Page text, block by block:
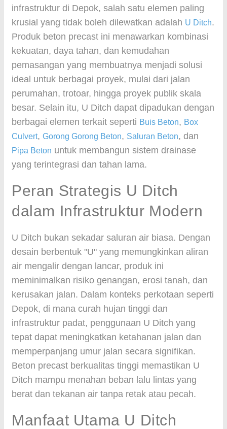
infrastruktur di Depok, salah satu elemen paling
krusial yang tidak boleh dilewatkan adalah U Ditch.
Produk beton precast ini menawarkan kombinasi
kekuatan, daya tahan, dan kemudahan
pemasangan yang membuatnya menjadi solusi
ideal untuk berbagai proyek, mulai dari jalan
perumahan, trotoar, hingga proyek publik skala
besar. Selain itu, U Ditch dapat dipadukan dengan
berbagai elemen terkait seperti Buis Beton, Box
Culvert, Gorong Gorong Beton, Saluran Beton, dan
Pipa Beton untuk membangun sistem drainase
yang terintegrasi dan tahan lama.
Peran Strategis U Ditch
dalam Infrastruktur Modern
U Ditch bukan sekadar saluran air biasa. Dengan
desain berbentuk "U" yang memungkinkan aliran
air mengalir dengan lancar, produk ini
meminimalkan risiko genangan, erosi tanah, dan
kerusakan jalan. Dalam konteks perkotaan seperti
Depok, di mana curah hujan tinggi dan
infrastruktur padat, penggunaan U Ditch yang
tepat dapat meningkatkan ketahanan jalan dan
memperpanjang umur jalan secara signifikan.
Beton precast berkualitas tinggi memastikan U
Ditch mampu menahan beban lalu lintas yang
berat dan tekanan air tanpa retak atau pecah.
Manfaat Utama U Ditch